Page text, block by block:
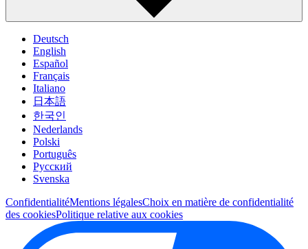
Deutsch
English
Español
Français
Italiano
日本語
한국인
Nederlands
Polski
Português
Pусский
Svenska
ConfidentialitéMentions légalesChoix en matière de confidentialité
des cookiesPolitique relative aux cookies